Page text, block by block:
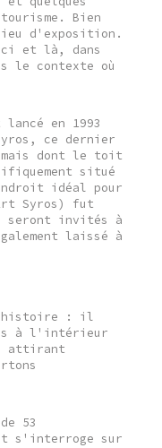
Bien
d'exposition.
ici et là, dans
le contexte où
en 1993
ce dernier
mais dont le toit
situé
idéal pour
Art Syros) fut
seront invités à
laissé à
histoire : il
à l'intérieur
attirant
53
s'interroge sur